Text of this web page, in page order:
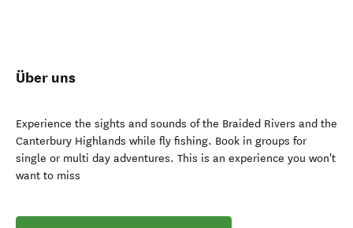
Über uns
Experience the sights and sounds of the Braided Rivers and the
Canterbury Highlands while fly fishing. Book in groups for
single or multi day adventures. This is an experience you won't
want to miss